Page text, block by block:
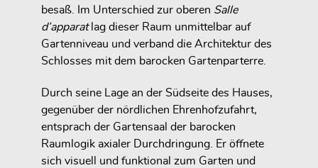
besaß. Im Unterschied zur oberen Salle
d’apparatlag dieser Raum unmittelbar auf
Gartenniveau und verband die Architektur des
Schlosses mit dem barocken Gartenparterre.
Durch seine Lage an der Südseite des Hauses,
gegenüber der nördlichen Ehrenhofzufahrt,
entsprach der Gartensaal der barocken
Raumlogik axialer Durchdringung. Er öffnete
sich visuell und funktional zum Garten und